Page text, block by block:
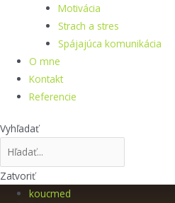
Motivácia
Strach a stres
Spájajúca komunikácia
O mne
Kontakt
Referencie
Vyhľadať
Zatvoriť
koucmed